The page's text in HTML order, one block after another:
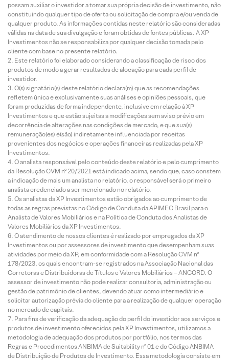
possam auxiliar o investidor a tomar sua própria decisão de investimento, não
constituindo qualquer tipo de oferta ou solicitação de compra e/ou venda de
qualquer produto. As informações contidas neste relatório são consideradas
válidas na data de sua divulgação e foram obtidas de fontes públicas. A XP
Investimentos não se responsabiliza por qualquer decisão tomada pelo
cliente com base no presente relatório.
Este relatório foi elaborado considerando a classificação de risco dos
produtos de modo a gerar resultados de alocação para cada perfil de
investidor.
O(s) signatário(s) deste relatório declara(m) que as recomendações
refletem única e exclusivamente suas análises e opiniões pessoais, que
foram produzidas de forma independente, inclusive em relação à XP
Investimentos e que estão sujeitas a modificações sem aviso prévio em
decorrência de alterações nas condições de mercado, e que sua(s)
remuneração(es) é(são) indiretamente influenciada por receitas
provenientes dos negócios e operações financeiras realizadas pela XP
Investimentos.
O analista responsável pelo conteúdo deste relatório e pelo cumprimento
da Resolução CVM nº 20/2021 está indicado acima, sendo que, caso constem
a indicação de mais um analista no relatório, o responsável será o primeiro
analista credenciado a ser mencionado no relatório.
Os analistas da XP Investimentos estão obrigados ao cumprimento de
todas as regras previstas no Código de Conduta da APIMEC Brasil para o
Analista de Valores Mobiliários e na Política de Conduta dos Analistas de
Valores Mobiliários da XP Investimentos.
O atendimento de nossos clientes é realizado por empregados da XP
Investimentos ou por assessores de investimento que desempenham suas
atividades por meio da XP, em conformidade com a Resolução CVM nº
178/2023, os quais encontram-se registrados na Associação Nacional das
Corretoras e Distribuidoras de Títulos e Valores Mobiliários – ANCORD. O
assessor de investimento não pode realizar consultoria, administração ou
gestão de patrimônio de clientes, devendo atuar como intermediário e
solicitar autorização prévia do cliente para a realização de qualquer operação
no mercado de capitais.
Para fins de verificação da adequação do perfil do investidor aos serviços e
produtos de investimento oferecidos pela XP Investimentos, utilizamos a
metodologia de adequação dos produtos por portfólio, nos termos das
Regras e Procedimentos ANBIMA de Suitability nº 01 e do Código ANBIMA
de Distribuição de Produtos de Investimento. Essa metodologia consiste em